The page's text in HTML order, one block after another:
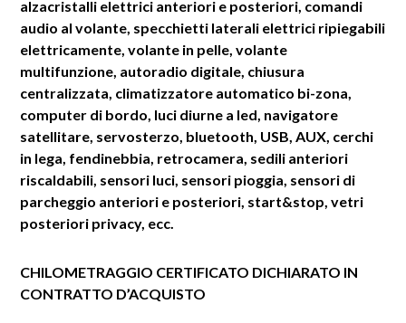
alzacristalli elettrici anteriori e posteriori, comandi
audio al volante, specchietti laterali elettrici ripiegabili
elettricamente, volante in pelle, volante
multifunzione, autoradio digitale, chiusura
centralizzata, climatizzatore automatico bi-zona,
computer di bordo, luci diurne a led, navigatore
satellitare, servosterzo, bluetooth, USB, AUX, cerchi
in lega, fendinebbia, retrocamera, sedili anteriori
riscaldabili, sensori luci, sensori pioggia, sensori di
parcheggio anteriori e posteriori, start&stop, vetri
posteriori privacy, ecc.
CHILOMETRAGGIO CERTIFICATO DICHIARATO IN
CONTRATTO D’ACQUISTO